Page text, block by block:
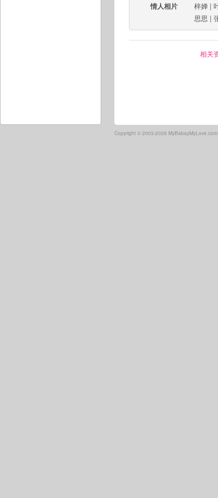
情人相片
梓婵 |
思思 |
相关
Copyright © 2003-2026